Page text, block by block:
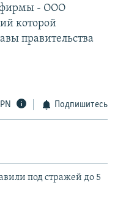
фирмы - ООО
которой
правительства
Подпишитесь
под стражей до 5